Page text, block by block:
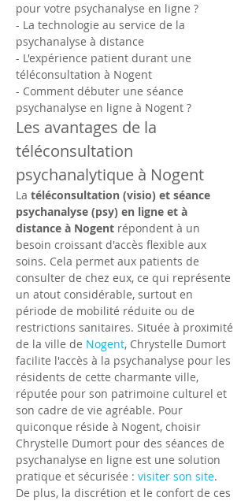
pour votre psychanalyse en ligne ?
- La technologie au service de la
psychanalyse à distance
- L'expérience patient durant une
téléconsultation à Nogent
- Comment débuter une séance
psychanalyse en ligne à Nogent ?
Les avantages de la
téléconsultation
psychanalytique à Nogent
La téléconsultation (visio) et séance
psychanalyse (psy) en ligne et à
distance à Nogent répondent à un
besoin croissant d'accès flexible aux
soins. Cela permet aux patients de
consulter de chez eux, ce qui représente
un atout considérable, surtout en
période de mobilité réduite ou de
restrictions sanitaires. Située à proximité
de la ville de Nogent, Chrystelle Dumort
facilite l'accès à la psychanalyse pour les
résidents de cette charmante ville,
réputée pour son patrimoine culturel et
son cadre de vie agréable. Pour
quiconque réside à Nogent, choisir
Chrystelle Dumort pour des séances de
psychanalyse en ligne est une solution
pratique et sécurisée : visiter son site.
De plus, la discrétion et le confort de ces